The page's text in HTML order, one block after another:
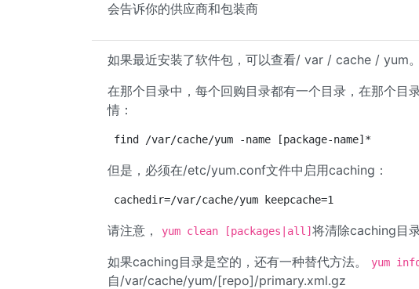
会告诉你的供应商和包装商
如果最近安装了软件包，可以查看/ var / cache / yum。
在那个目录中，每个回购目录都有一个目录，在那个目
情：
find /var/cache/yum -name [package-name]*
但是，必须在/etc/yum.conf文件中启用caching：
cachedir=/var/cache/yum keepcache=1
请注意， yum clean [packages|all] 将清除caching目录
如果caching目录是空的，还有一种替代方法。
yum
自/var/cache/yum/[repo]/primary.xml.gz